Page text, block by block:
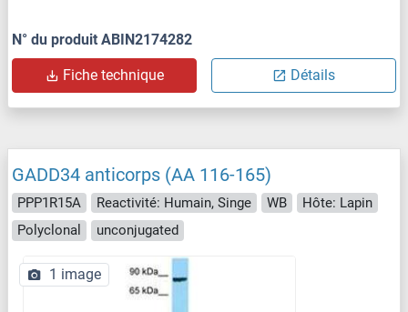
N° du produit ABIN2174282
Fiche technique Détails
GADD34 anticorps (AA 116-165)
PPP1R15A Reactivité: Humain, Singe WB
Hôte: Lapin
Polyclonal
unconjugated
1 image